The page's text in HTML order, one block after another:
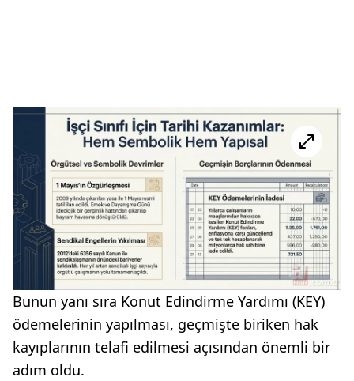
Bunun yanı sıra Konut Edindirme Yardımı (KEY)
ödemelerinin yapılması, geçmişte biriken hak
kayıplarının telafi edilmesi açısından önemli bir
adım oldu.